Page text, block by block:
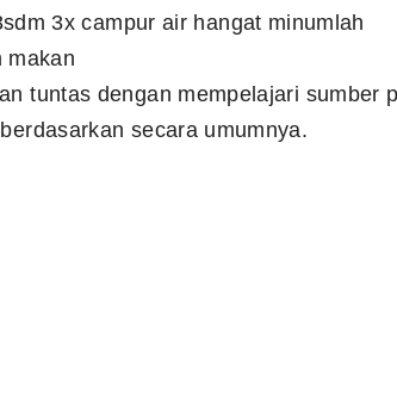
3x campur air hangat minumlah
makan
tuntas dengan mempelajari sumber
secara umumnya.